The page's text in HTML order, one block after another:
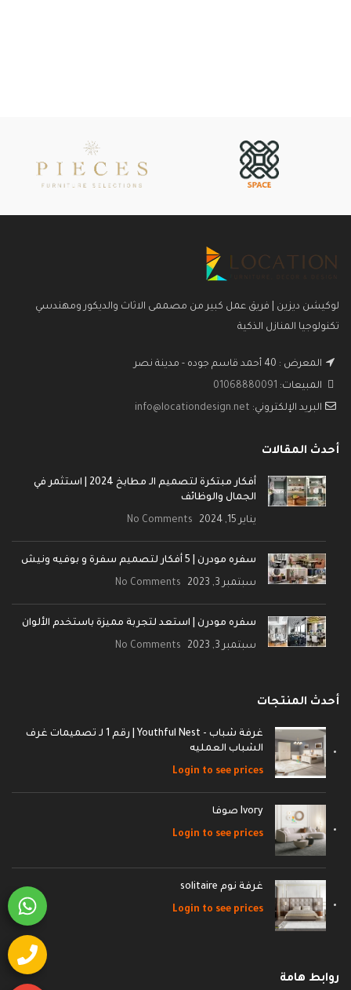
لوكيشن ديزين | فريق عمل كبير من مصممى الاثاث والديكور ومهندسي
تكنولوجيا المنازل الذكية
المعرض : 40 أحمد قاسم جوده - مدينة نصر
المبيعات: 01068880091
البريد الإلكتروني: info@locationdesign.net
أحدث المقالات
أفكار مبتكرة لتصميم الـ مطابخ 2024 | استثمر في
الجمال والوظائف
يناير 15, 2024 No Comments
سفره مودرن | 5 أفكار لتصميم سفرة و بوفيه ونيش
سبتمبر 3, 2023 No Comments
سفره مودرن | استعد لتجربة مميزة باستخدم الألوان
سبتمبر 3, 2023 No Comments
أحدث المنتجات
غرفة شباب - Youthful Nest | رقم 1 لـ تصميمات غرف
الشباب العمليه
Login to see prices
Ivory صوفا
Login to see prices
غرفة نوم solitaire
Login to see prices
روابط هامة